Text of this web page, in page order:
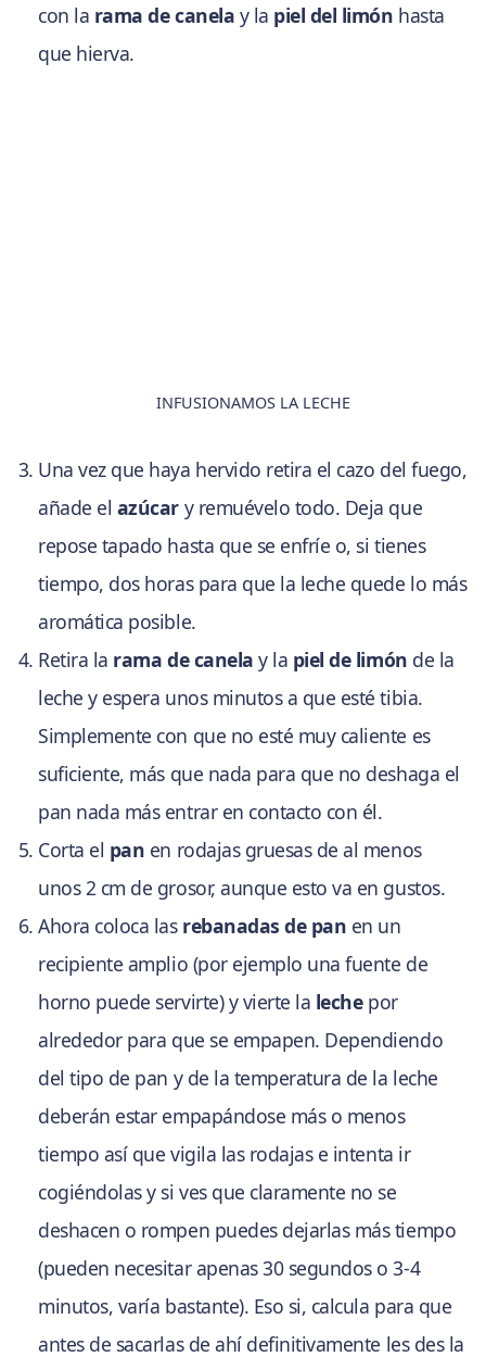
con la rama de canela y la piel del limón hasta
que hierva.
INFUSIONAMOS LA LECHE
Una vez que haya hervido retira el cazo del fuego,
añade el azúcar y remuévelo todo. Deja que
repose tapado hasta que se enfríe o, si tienes
tiempo, dos horas para que la leche quede lo más
aromática posible.
Retira la rama de canela y la piel de limón de la
leche y espera unos minutos a que esté tibia.
Simplemente con que no esté muy caliente es
suficiente, más que nada para que no deshaga el
pan nada más entrar en contacto con él.
Corta el pan en rodajas gruesas de al menos
unos 2 cm de grosor, aunque esto va en gustos.
Ahora coloca las rebanadas de pan en un
recipiente amplio (por ejemplo una fuente de
horno puede servirte) y vierte la lechepor
alrededor para que se empapen. Dependiendo
del tipo de pan y de la temperatura de la leche
deberán estar empapándose más o menos
tiempo así que vigila las rodajas e intenta ir
cogiéndolas y si ves que claramente no se
deshacen o rompen puedes dejarlas más tiempo
(pueden necesitar apenas 30 segundos o 3-4
minutos, varía bastante). Eso si, calcula para que
antes de sacarlas de ahí definitivamente les des la